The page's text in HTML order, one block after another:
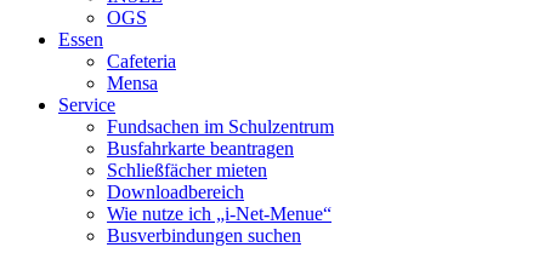
OGS
Essen
Cafeteria
Mensa
Service
Fundsachen im Schulzentrum
Busfahrkarte beantragen
Schließfächer mieten
Downloadbereich
Wie nutze ich „i-Net-Menue“
Busverbindungen suchen